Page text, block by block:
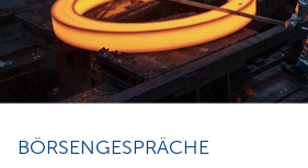
BÖRSENGESPRÄCHE
Anmelden